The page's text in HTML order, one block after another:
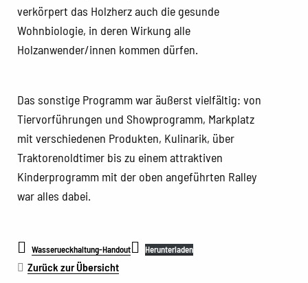
verkörpert das Holzherz auch die gesunde
Wohnbiologie, in deren Wirkung alle
Holzanwender/innen kommen dürfen.
Das sonstige Programm war äußerst vielfältig: von
Tiervorführungen und Showprogramm, Markplatz
mit verschiedenen Produkten, Kulinarik, über
Traktorenoldtimer bis zu einem attraktiven
Kinderprogramm mit der oben angeführten Ralley
war alles dabei.
Wasserueckhaltung-Handout Herunterladen
Zurück zur Übersicht